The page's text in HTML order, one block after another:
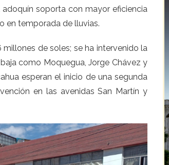
soporta con mayor eficiencia
en temporada de lluvias.
de soles; se ha intervenido la
como Moquegua, Jorge Chávez y
esperan el inicio de una segunda
en las avenidas San Martín y